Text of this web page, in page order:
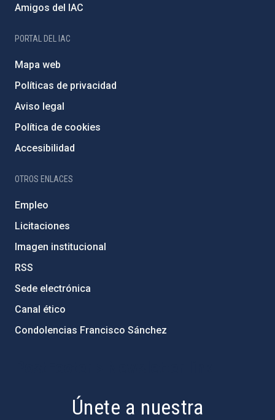
Amigos del IAC
PORTAL DEL IAC
Mapa web
Políticas de privacidad
Aviso legal
Política de cookies
Accesibilidad
OTROS ENLACES
Empleo
Licitaciones
Imagen institucional
RSS
Sede electrónica
Canal ético
Condolencias Francisco Sánchez
Únete a nuestra